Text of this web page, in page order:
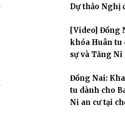
Dự thảo Nghị
giáo
[Video] Đồng
khóa Huân tu
sự và Tăng Ni
Đồng Nai:
tu dành cho
Ni an cư tại